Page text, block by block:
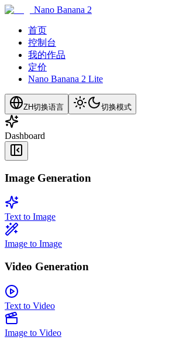
Nano Banana 2
首页
控制台
我的作品
定价
Nano Banana 2 Lite
ZH切换语言 切换模式
Dashboard
Image Generation
Text to Image
Image to Image
Video Generation
Text to Video
Image to Video